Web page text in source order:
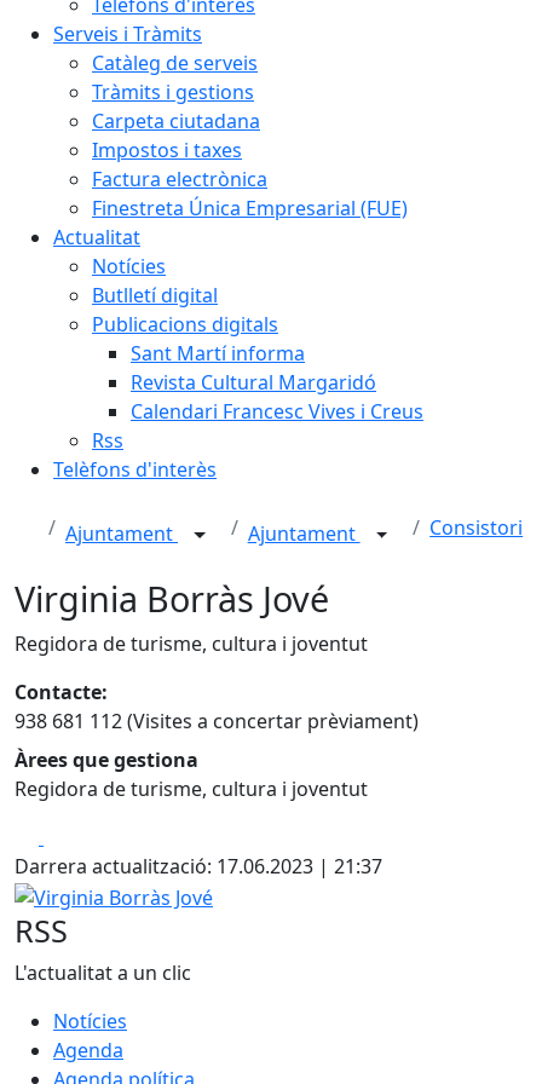
Serveis i Tràmits
Catàleg de serveis
Tràmits i gestions
Carpeta ciutadana
Impostos i taxes
Factura electrònica
Finestreta Única Empresarial (FUE)
Actualitat
Notícies
Butlletí digital
Publicacions digitals
Sant Martí informa
Revista Cultural Margaridó
Calendari Francesc Vives i Creus
Rss
Telèfons d'interès
Ajuntament Ajuntament Consistori
Virginia Borràs Jové
Regidora de turisme, cultura i joventut
Contacte:
938 681 112 (Visites a concertar prèviament)
Àrees que gestiona
Regidora de turisme, cultura i joventut
Darrera actualització: 17.06.2023 | 21:37
Virginia Borràs Jové
RSS
L'actualitat a un clic
Notícies
Agenda